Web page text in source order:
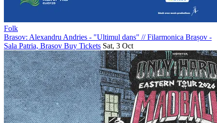
Folk
Brasov: Alexandru Andries - "Ultimul dans" //Filarmonica Brașov -
Sala Patria, Brasov Buy Tickets Sat, 3 Oct